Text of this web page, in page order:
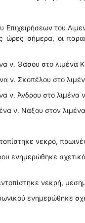
Επιχειρήσεων του
ώρες σήμερα, οι
ν. Θάσου στο
ν. Σκοπέλου στο
ν. Άνδρου στο
ν. Νάξου στον
νεκρό,
ενημερώθηκε
νεκρή,
ενημερώθηκε